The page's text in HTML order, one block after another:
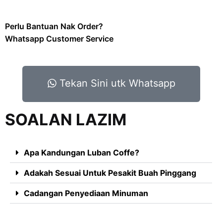
Perlu Bantuan Nak Order?
Whatsapp Customer Service
Tekan Sini utk Whatsapp
SOALAN LAZIM
Apa Kandungan Luban Coffe?
Adakah Sesuai Untuk Pesakit Buah Pinggang
Cadangan Penyediaan Minuman